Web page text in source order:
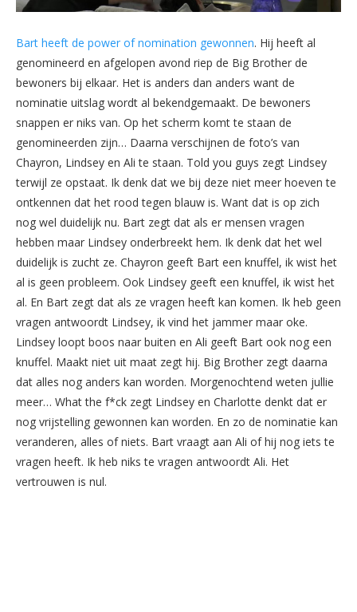
Bart heeft de power of nomination gewonnen. Hij heeft al
genomineerd en afgelopen avond riep de Big Brother de
bewoners bij elkaar. Het is anders dan anders want de
nominatie uitslag wordt al bekendgemaakt. De bewoners
snappen er niks van. Op het scherm komt te staan de
genomineerden zijn… Daarna verschijnen de foto’s van
Chayron, Lindsey en Ali te staan. Told you guys zegt Lindsey
terwijl ze opstaat. Ik denk dat we bij deze niet meer hoeven te
ontkennen dat het rood tegen blauw is. Want dat is op zich
nog wel duidelijk nu. Bart zegt dat als er mensen vragen
hebben maar Lindsey onderbreekt hem. Ik denk dat het wel
duidelijk is zucht ze. Chayron geeft Bart een knuffel, ik wist het
al is geen probleem. Ook Lindsey geeft een knuffel, ik wist het
al. En Bart zegt dat als ze vragen heeft kan komen. Ik heb geen
vragen antwoordt Lindsey, ik vind het jammer maar oke.
Lindsey loopt boos naar buiten en Ali geeft Bart ook nog een
knuffel. Maakt niet uit maat zegt hij. Big Brother zegt daarna
dat alles nog anders kan worden. Morgenochtend weten jullie
meer… What the f*ck zegt Lindsey en Charlotte denkt dat er
nog vrijstelling gewonnen kan worden. En zo de nominatie kan
veranderen, alles of niets. Bart vraagt aan Ali of hij nog iets te
vragen heeft. Ik heb niks te vragen antwoordt Ali. Het
vertrouwen is nul.